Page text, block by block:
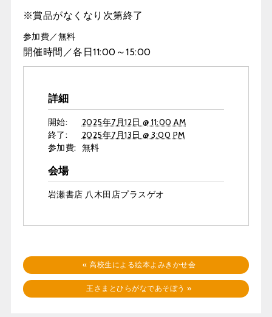
※賞品がなくなり次第終了
参加費／無料
開催時間／各日11:00～15:00
詳細
開始:
2025年7月12日 @ 11:00 AM
終了:
2025年7月13日 @ 3:00 PM
参加費: 無料
会場
岩瀬書店 八木田店プラスゲオ
« 高校生による絵本よみきかせ会
王さまとひらがなであそぼう»